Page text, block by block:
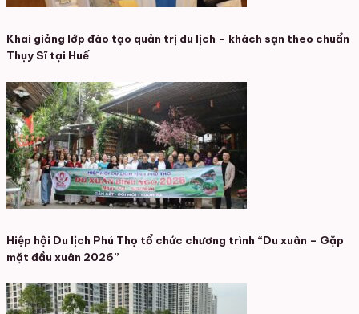
Khai giảng lớp đào tạo quản trị du lịch – khách sạn theo chuẩn
Thụy Sĩ tại Huế
Hiệp hội Du lịch Phú Thọ tổ chức chương trình “Du xuân – Gặp
mặt đầu xuân 2026”